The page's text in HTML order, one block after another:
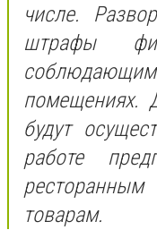
числе.
штрафы
помещениях.
будут
работе
товарам.